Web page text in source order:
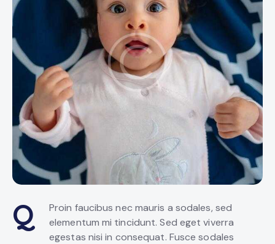
Q
Proin faucibus nec mauris a sodales, sed
elementum mi tincidunt. Sed eget viverra
egestas nisi in consequat. Fusce sodales